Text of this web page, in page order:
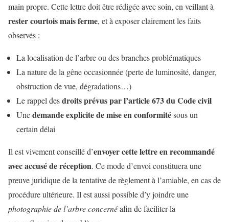
main propre. Cette lettre doit être rédigée avec soin, en veillant à
rester courtois mais ferme, et à exposer clairement les faits
observés :
La localisation de l’arbre ou des branches problématiques
La nature de la gêne occasionnée (perte de luminosité, danger,
obstruction de vue, dégradations…)
Le rappel desdroits prévus par l’article 673 du Code civil
Unedemande explicite de mise en conformitésous un
certain délai
Il est vivement conseillé d’envoyer cette lettre en recommandé
avec accusé de réception. Ce mode d’envoi constituera une
preuve juridique de la tentative de règlement à l’amiable, en cas de
procédure ultérieure. Il est aussi possible d’y joindre une
photographie de l’arbre concernéafin de faciliter la